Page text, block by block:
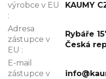
výrobce v EU
:
KAUMY
Adresa
zástupce v
EU :
Rybáře
Česká
E-mail
zástupce v